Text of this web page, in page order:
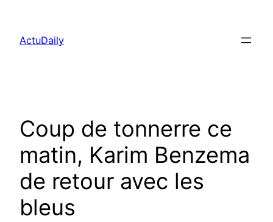
contenu
ActuDaily
Coup de tonnerre ce
matin, Karim Benzema
de retour avec les
bleus